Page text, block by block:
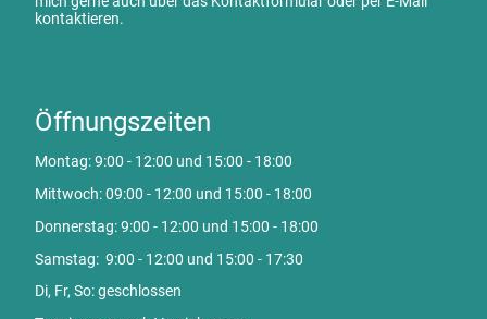
kontaktieren.
Öffnungszeiten
Montag: 9:00 - 12:00 und 15:00 - 18:00
Mittwoch: 09:00 - 12:00 und 15:00 - 18:00
Donnerstag: 9:00 - 12:00 und 15:00 - 18:00
Samstag: 9:00 - 12:00 und 15:00 - 17:30
Di, Fr, So: geschlossen